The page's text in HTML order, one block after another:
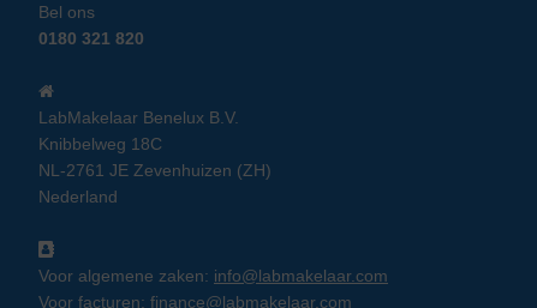
Bel ons
0180 321 820
LabMakelaar Benelux B.V.
Knibbelweg 18C
NL-2761 JE Zevenhuizen (ZH)
Nederland
Voor algemene zaken: info@labmakelaar.com
Voor facturen: finance@labmakelaar.com